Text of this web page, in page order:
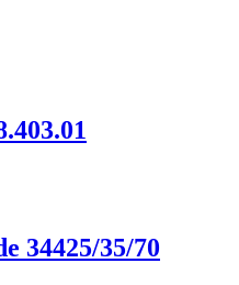
34425/35/70